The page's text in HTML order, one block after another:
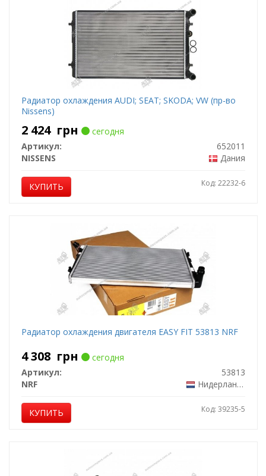
Радиатор охлаждения AUDI; SEAT; SKODA; VW (пр-во
Nissens)
2 424 грн
сегодня
Артикул:
652011
NISSENS
Дания
КУПИТЬ Код: 22232-6
Радиатор охлаждения двигателя EASY FIT 53813 NRF
4 308 грн
сегодня
Артикул:
53813
NRF
Нидерланды
КУПИТЬ Код: 39235-5